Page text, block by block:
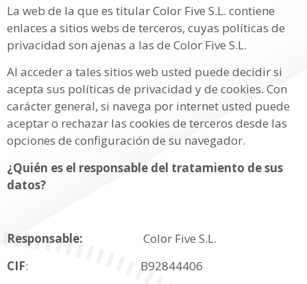
La web de la que es titular Color Five S.L. contiene
enlaces a sitios webs de terceros, cuyas políticas de
privacidad son ajenas a las de Color Five S.L.
Al acceder a tales sitios web usted puede decidir si
acepta sus políticas de privacidad y de cookies. Con
carácter general, si navega por internet usted puede
aceptar o rechazar las cookies de terceros desde las
opciones de configuración de su navegador.
¿Quién es el responsable del tratamiento de sus
datos?
Responsable: Color Five S.L.
CIF: B92844406